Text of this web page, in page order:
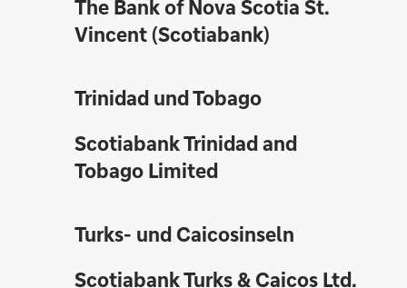
The Bank of Nova Scotia St.
Vincent (Scotiabank)
Trinidad und Tobago
Scotiabank Trinidad and
Tobago Limited
Turks- und Caicosinseln
Scotiabank Turks & Caicos Ltd.